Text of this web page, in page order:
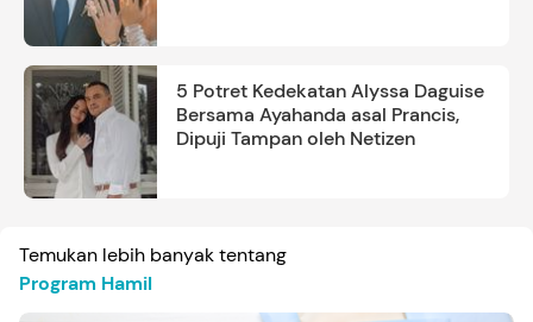
5 Potret Kedekatan Alyssa Daguise
Bersama Ayahanda asal Prancis,
Dipuji Tampan oleh Netizen
Temukan lebih banyak tentang
Program Hamil